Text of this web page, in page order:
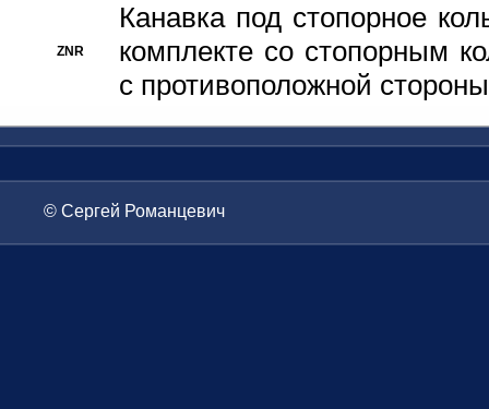
ZNR
Канавка под стопорное
комплекте со стопорным
с противоположной стороны
© Сергей Романцевич